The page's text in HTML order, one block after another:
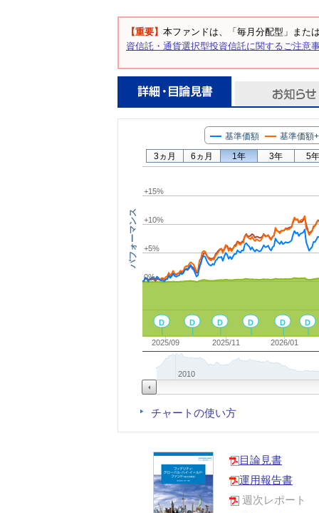
【重要】 本ファンドは、「毎月分配型」また
資信託・通貨選択型投資信託に関するご注意
パフォーマンス
D
D
D
D
D
D
基準価額 基準価額
2025/09 2025/11 2026/01
2010
0%
+5%
+10%
+15%
3ヵ月 6ヵ月 1年 3年 5年
チャートの使い方
目論見書
運用報告書
週次レポート